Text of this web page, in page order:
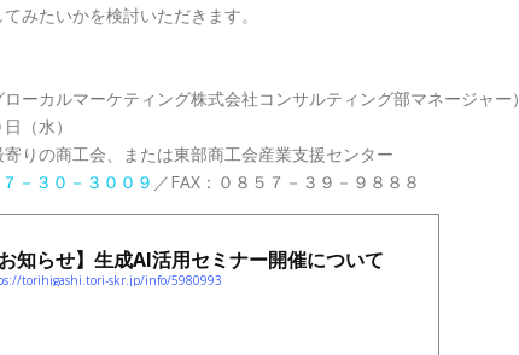
みたいかを検討いただきます。
ーカルマーケティング株式会社コンサルティング部マネージャー）
（水）
りの商工会、または東部商工会産業支援センター
－３０－３００９ ／FAX：０８５７－３９－９８８８
お知らせ】生成AI活用セミナー開催について
torihigashi.tori-skr.jp/info/5980993